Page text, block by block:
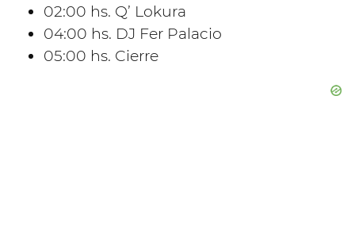
02:00 hs. Q’ Lokura
04:00 hs. DJ Fer Palacio
05:00 hs. Cierre